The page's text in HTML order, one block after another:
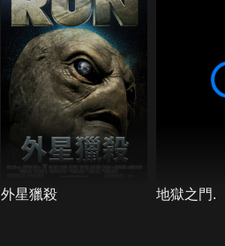
外星獵殺 地獄之門.